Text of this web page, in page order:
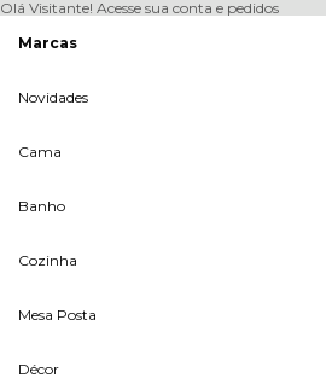
Olá Visitante! Acesse sua conta e pedidos
Marcas
Novidades
Cama
Banho
Cozinha
Mesa Posta
Décor